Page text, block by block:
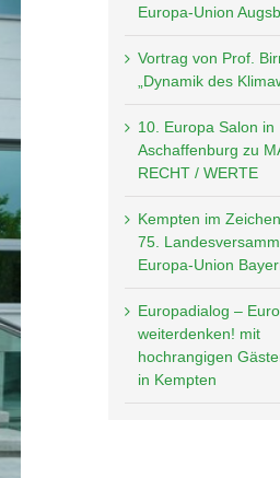
Europa-Union
Vortrag von Prof.
„Dynamik des
10. Europa Salon in
Aschaffenburg zu
RECHT / WERTE
Kempten im
75.
Europa-Union
Europadialog –
weiterdenken! mit
hochrangigen
in Kempten